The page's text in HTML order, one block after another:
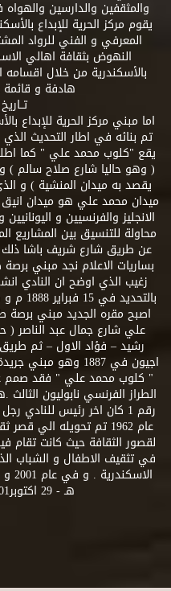
والمثقفين والدارسين
يقوم مركز الحرية للإبداع
المعرفي و الفني للرواد
النهوض بثقافة اهالي
بالأسكندرية من خلال اقسامه
هادفة و
اما مبني مركز الحرية للإبداع
تم بنائه في اطار التحديث
يقع "كلوب محمد علي " كما
( وهو حاليا شارع صلاح سالم )
يقصد به ميدان المنشية ) و
ميدان محمد علي هو ميدان
الانجليز والفرنسيين و
محاولة للتنسيق بين المشاريع
عن طريق شارع شريف باشا ذلك
بساريات الاعلام نجد مبني
زغيب الذي اوضح ان النادي
اصبح مقره الجديد مبني
علي شارع جمال عبد الناصر (
رشيد – فؤاد الاول – ثم
اجيون في 1887 وهو
" كلوب محمد علي " فقد صمم
الطراز الفرنسي نابوليون
رقم 1 كان اخر رئيس
عام 1962 تم تحويله الي
لقصور الثقافة حيث كانت تقام
في تثقيف الاطفال و الشباب
هـ - 29 اكتوبر2001 تم افتتاح المركز